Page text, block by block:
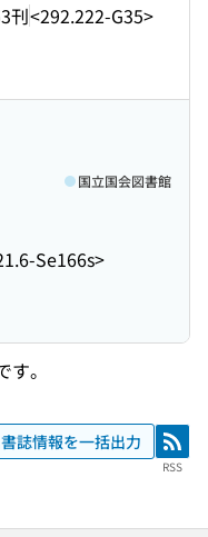
刊<292.222-G35>
Se166s>
国立国会図書館
。
書誌情報を一括出力 RSS
RSS